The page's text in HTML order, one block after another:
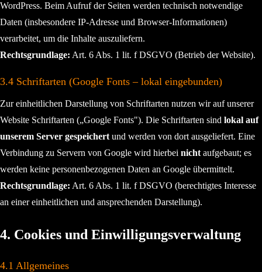
WordPress. Beim Aufruf der Seiten werden technisch notwendige
Daten (insbesondere IP-Adresse und Browser-Informationen)
verarbeitet, um die Inhalte auszuliefern.
Rechtsgrundlage: Art. 6 Abs. 1 lit. f DSGVO (Betrieb der Website).
3.4 Schriftarten (Google Fonts – lokal eingebunden)
Zur einheitlichen Darstellung von Schriftarten nutzen wir auf unserer
Website Schriftarten („Google Fonts"). Die Schriftarten sind lokal auf
unserem Server gespeichert und werden von dort ausgeliefert. Eine
Verbindung zu Servern von Google wird hierbei nicht aufgebaut; es
werden keine personenbezogenen Daten an Google übermittelt.
Rechtsgrundlage: Art. 6 Abs. 1 lit. f DSGVO (berechtigtes Interesse
an einer einheitlichen und ansprechenden Darstellung).
4. Cookies und Einwilligungsverwaltung
4.1 Allgemeines